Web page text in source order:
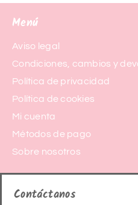
Menú
Aviso legal
Condiciones, cambios y
Política de privacidad
Política de cookies
Mi cuenta
Métodos de pago
Sobre nosotros
Contáctanos